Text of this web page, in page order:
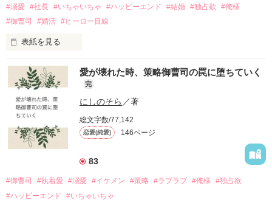
＼Berry's Cafe異世界ファンタジー特別連載②／
連載中、本棚登録＆ファン登録をしてくれた人の中から抽選で
10名様に図書カード500円分をプレゼント！
応募期間は2019年8月7日13時まで!!
広報課に異動になったばかりの
恋を知らない24歳
（おのだ みやこ）
妖艶な声とモデル並みの容姿をもつ
無表情な広報課課長30歳
森崎 修司
（もりさき しゅうじ）
.+.
女子の理想を体現化した王子様
と見せかけた腹黒エース28歳
桐谷 統吾
（きりたに とうご）
――――――――――――
それでも、恋しちゃったら
どうすればいいですか？
#溺愛 #社長 #いちゃいちゃ #ハッピーエンド #結婚 #独占欲
#俺様
#御曹司
#婚活 #ヒーロー目線
表紙を見る
「婚活相手は君にする」
彼のひとことから、ふたりの特別な関係は始まった。
持田 透子（もちだ とうこ）
２８歳　非恋愛体質の婚活カウンセラー
真壁 迅(まかべ じん)
３３歳　結婚を嫌う化粧品会社の若き社長
恋を知らずに生きていた結婚相談所のカウンセラーの透子は、
顧客になるはずだった迅と交際を始める。
愛が壊れた時、策略御曹司の罠に堕ちていく
完
にしのそら ／著
総文字数/77,142
恋愛(純愛) 146ページ
83
#御曹司 #執着愛 #溺愛 #イケメン #策略 #ラブラブ #俺様
#独占欲
#ハッピーエンド
#いちゃいちゃ